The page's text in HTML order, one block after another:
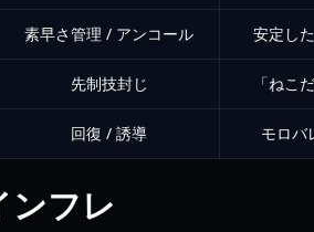
素早さ管理 / アンコール 安定し
先制技封じ 「ねこ
回復 / 誘導 モロバ
ンフレ